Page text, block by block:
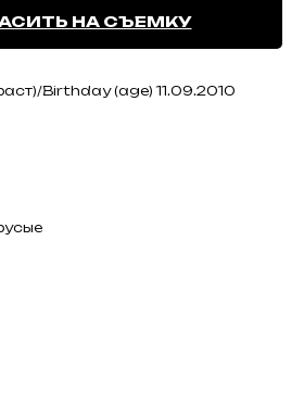
НА СЪЕМКУ
Birthday (age) 11.09.2010